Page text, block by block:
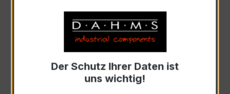
Auswahl zurücksetzen
Art. Nr.:57533
Der Schutz Ihrer Daten ist
uns wichtig!